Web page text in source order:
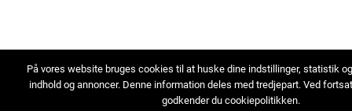
På vores website bruges cookies til at huske dine indstillinger, statistik
indhold og annoncer. Denne information deles med tredjepart. Ved
godkender du cookiepolitikken.